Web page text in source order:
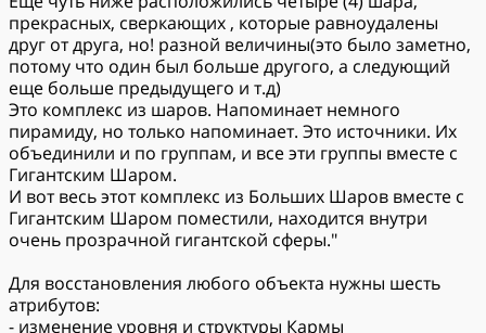
прекрасных, сверкающих , которые равноудалены
друг от друга, но! разной величины(это было заметно,
потому что один был больше другого, а следующий
еще больше предыдущего и т.д)
Это комплекс из шаров. Напоминает немного
пирамиду, но только напоминает. Это источники. Их
объединили и по группам, и все эти группы вместе с
Гигантским Шаром.
И вот весь этот комплекс из Больших Шаров вместе с
Гигантским Шаром поместили, находится внутри
очень прозрачной гигантской сферы."
Для восстановления любого объекта нужны шесть
атрибутов:
- изменение уровня и структуры Кармы